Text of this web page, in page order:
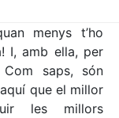
menys t’ho
I, amb ella, per
Com saps, són
que el millor
les millors